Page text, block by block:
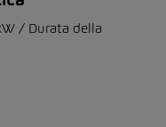
/ Durata della